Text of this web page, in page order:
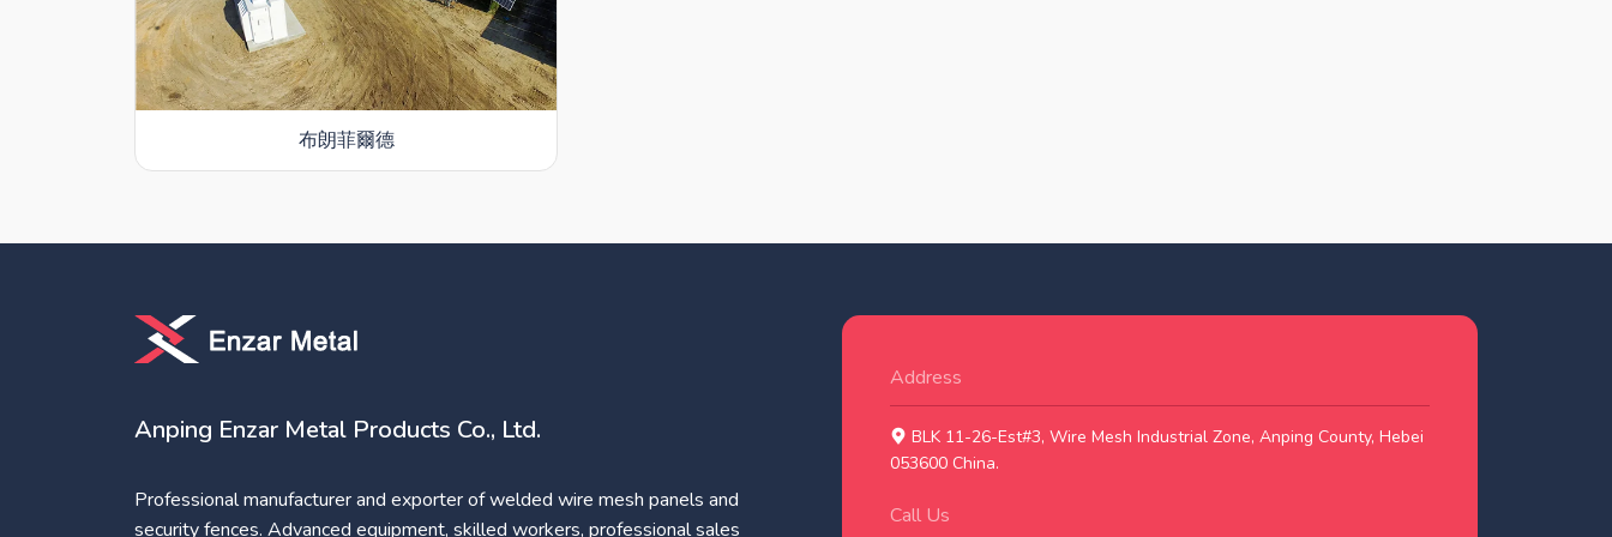
布朗菲爾德
Anping Enzar Metal Products Co., Ltd.
Professional manufacturer and exporter of welded wire mesh panels and
security fences. Advanced equipment, skilled workers, professional sales
Address
BLK 11-26-Est#3, Wire Mesh Industrial Zone, Anping County, Hebei
053600 China.
Call Us